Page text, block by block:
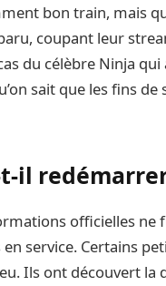
bon train, mais
coupant leur
du célèbre Ninja qui
sait que les fins
il
officielles ne
service. Certains
Ils ont découvert la